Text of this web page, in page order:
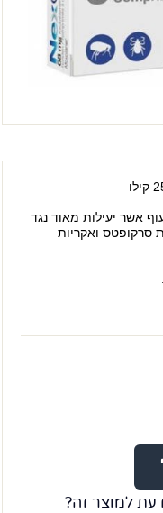
עוף אשר יעילות מאוד נגד
סרקופטס ואקריות
למוצר זה?